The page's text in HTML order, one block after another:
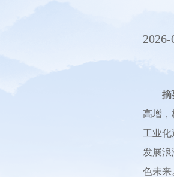
摘
高增，
工业
发展
色未来